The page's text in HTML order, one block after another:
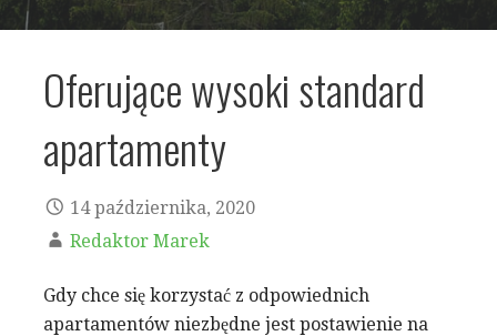
Oferujące wysoki standard
apartamenty
14 października, 2020
Redaktor Marek
Gdy chce się korzystać z odpowiednich
apartamentów niezbędne jest postawienie na